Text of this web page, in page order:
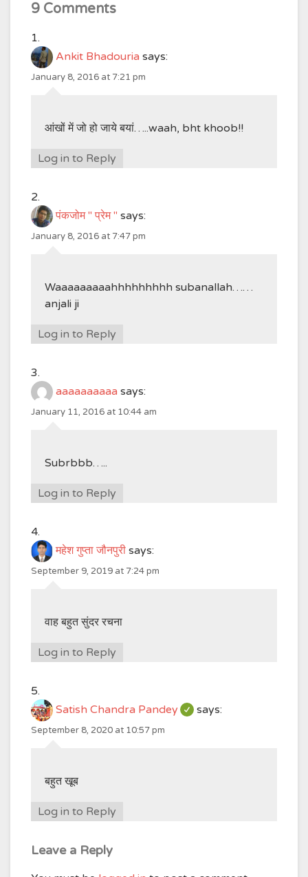
9 Comments
Ankit Bhadouria says:
January 8, 2016 at 7:21 pm
आंखों में जो हो जाये बयां…..waah, bht khoob!!
Log in to Reply
पंकजोम " प्रेम " says:
January 8, 2016 at 7:47 pm
Waaaaaaaaahhhhhhhhh subanallah……
anjali ji
Log in to Reply
aaaaaaaaaa says:
January 11, 2016 at 10:44 am
Subrbbb…..
Log in to Reply
महेश गुप्ता जौनपुरी says:
September 9, 2019 at 7:24 pm
वाह बहुत सुंदर रचना
Log in to Reply
Satish Chandra Pandey says:
September 8, 2020 at 10:57 pm
बहुत खूब
Log in to Reply
Leave a Reply